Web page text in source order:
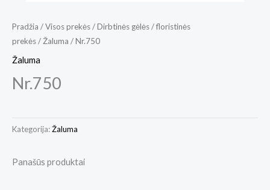
Pradžia /Visos prekės/Dirbtinės gėlės / floristinės
prekės/ Žaluma / Nr.750
Žaluma
Nr.750
Kategorija:Žaluma
Panašūs produktai